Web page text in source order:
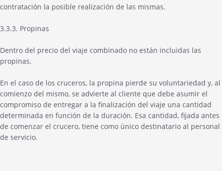
contratación la posible realización de las mismas.
3.3.3. Propinas
Dentro del precio del viaje combinado no están incluidas las
propinas.
En el caso de los cruceros, la propina pierde su voluntariedad y, al
comienzo del mismo, se advierte al cliente que debe asumir el
compromiso de entregar a la finalización del viaje una cantidad
determinada en función de la duración. Esa cantidad, fijada antes
de comenzar el crucero, tiene como único destinatario al personal
de servicio.